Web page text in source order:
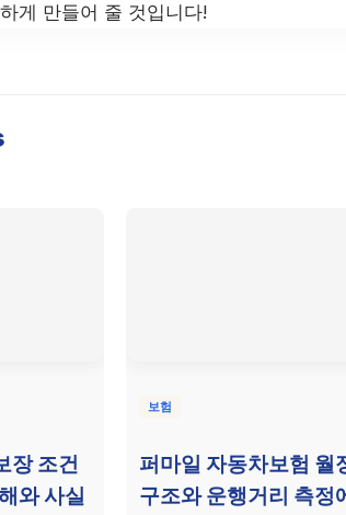
하게 만들어 줄 것입니다!
장 조건
와 사실
보험
퍼마일 자동차보험 월
구조와 운행거리 측정